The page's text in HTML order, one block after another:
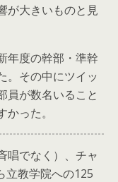
が大きいものと見
年度の幹部・準幹
。その中にツイッ
員が数名いること
った。
唱でなく）、チャ
立教学院への125